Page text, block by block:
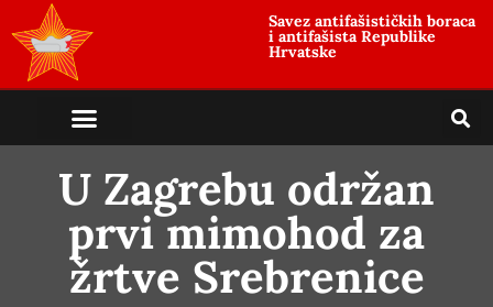
Savez antifašističkih boraca
i antifašista Republike
Hrvatske
U Zagrebu održan
prvi mimohod za
žrtve Srebrenice